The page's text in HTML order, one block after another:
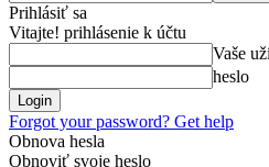
Prihlásiť sa
Vitajte! prihlásenie k účtu
Vaše
heslo
Forgot your password? Get help
Obnova hesla
Obnoviť svoje heslo